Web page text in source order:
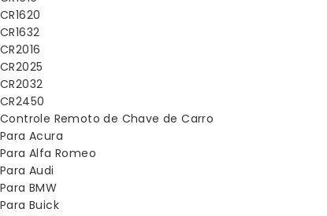
CR1620
CR1632
CR2016
CR2025
CR2032
CR2450
Controle Remoto de Chave de Carro
Para Acura
Para Alfa Romeo
Para Audi
Para BMW
Para Buick